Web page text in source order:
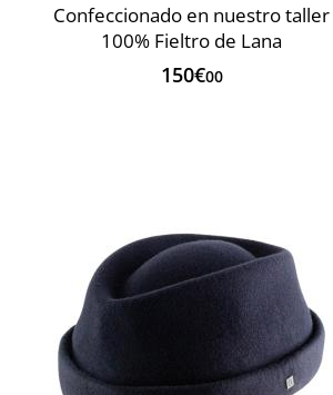
Confeccionado en nuestro taller
100% Fieltro de Lana
150€00